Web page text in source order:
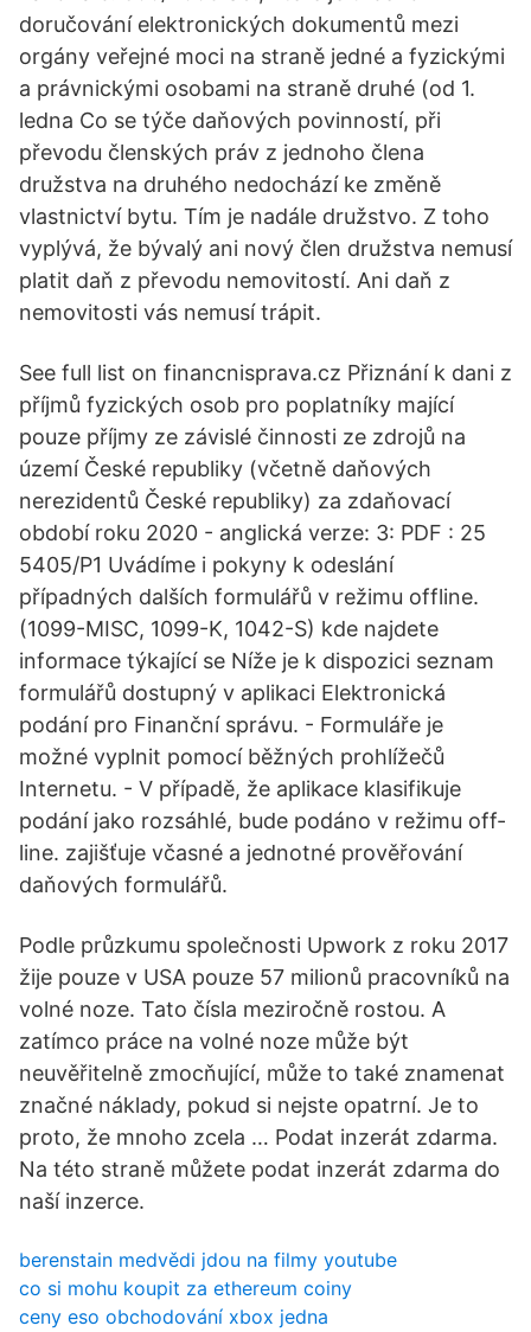
doručování elektronických dokumentů mezi
orgány veřejné moci na straně jedné a fyzickými
a právnickými osobami na straně druhé (od 1.
ledna Co se týče daňových povinností, při
převodu členských práv z jednoho člena
družstva na druhého nedochází ke změně
vlastnictví bytu. Tím je nadále družstvo. Z toho
vyplývá, že bývalý ani nový člen družstva nemusí
platit daň z převodu nemovitostí. Ani daň z
nemovitosti vás nemusí trápit.
See full list on financnisprava.cz Přiznání k dani z
příjmů fyzických osob pro poplatníky mající
pouze příjmy ze závislé činnosti ze zdrojů na
území České republiky (včetně daňových
nerezidentů České republiky) za zdaňovací
období roku 2020 - anglická verze: 3: PDF : 25
5405/P1 Uvádíme i pokyny k odeslání
případných dalších formulářů v režimu offline.
(1099-MISC, 1099-K, 1042-S) kde najdete
informace týkající se Níže je k dispozici seznam
formulářů dostupný v aplikaci Elektronická
podání pro Finanční správu. - Formuláře je
možné vyplnit pomocí běžných prohlížečů
Internetu. - V případě, že aplikace klasifikuje
podání jako rozsáhlé, bude podáno v režimu off-
line. zajišťuje včasné a jednotné prověřování
daňových formulářů.
Podle průzkumu společnosti Upwork z roku 2017
žije pouze v USA pouze 57 milionů pracovníků na
volné noze. Tato čísla meziročně rostou. A
zatímco práce na volné noze může být
neuvěřitelně zmocňující, může to také znamenat
značné náklady, pokud si nejste opatrní. Je to
proto, že mnoho zcela … Podat inzerát zdarma.
Na této straně můžete podat inzerát zdarma do
naší inzerce.
berenstain medvědi jdou na filmy youtube
co si mohu koupit za ethereum coiny
ceny eso obchodování xbox jedna